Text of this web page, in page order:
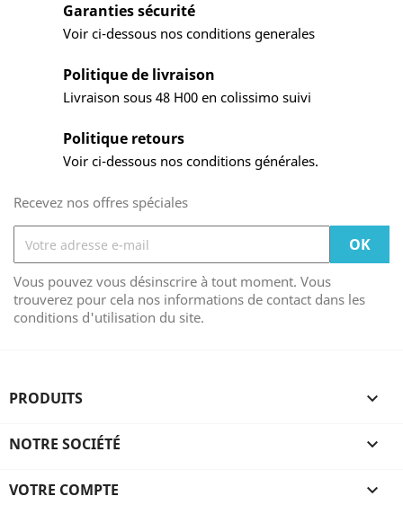
Garanties sécurité
Voir ci-dessous nos conditions generales
Politique de livraison
Livraison sous 48 H00 en colissimo suivi
Politique retours
Voir ci-dessous nos conditions générales.
Recevez nos offres spéciales
Vous pouvez vous désinscrire à tout moment. Vous
trouverez pour cela nos informations de contact dans les
conditions d'utilisation du site.
PRODUITS 
NOTRE SOCIÉTÉ 
VOTRE COMPTE 